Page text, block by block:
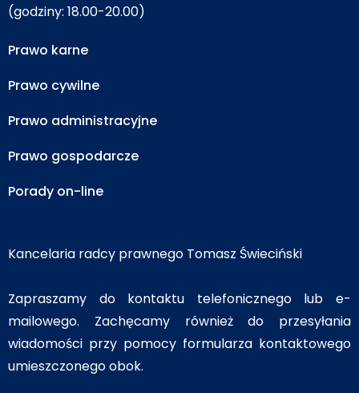
(godziny: 18.00-20.00)
Prawo karne
Prawo cywilne
Prawo administracyjne
Prawo gospodarcze
Porady on-line
Kancelaria radcy prawnego Tomasz Świeciński
Zapraszamy do kontaktu telefonicznego lub e-
mailowego. Zachęcamy również do przesyłania
wiadomości przy pomocy formularza kontaktowego
umieszczonego obok.